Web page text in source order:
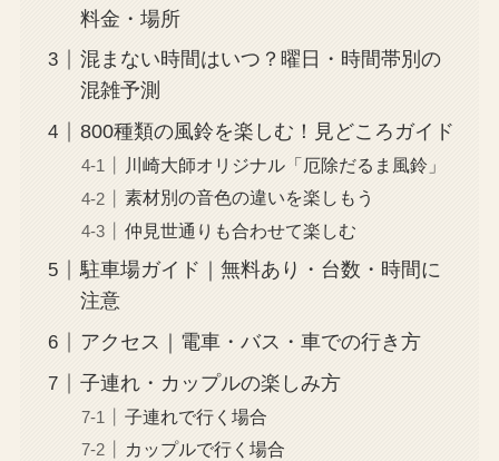
料金・場所
混まない時間はいつ？曜日・時間帯別の
混雑予測
800種類の風鈴を楽しむ！見どころガイド
川崎大師オリジナル「厄除だるま風鈴」
素材別の音色の違いを楽しもう
仲見世通りも合わせて楽しむ
駐車場ガイド｜無料あり・台数・時間に
注意
アクセス｜電車・バス・車での行き方
子連れ・カップルの楽しみ方
子連れで行く場合
カップルで行く場合